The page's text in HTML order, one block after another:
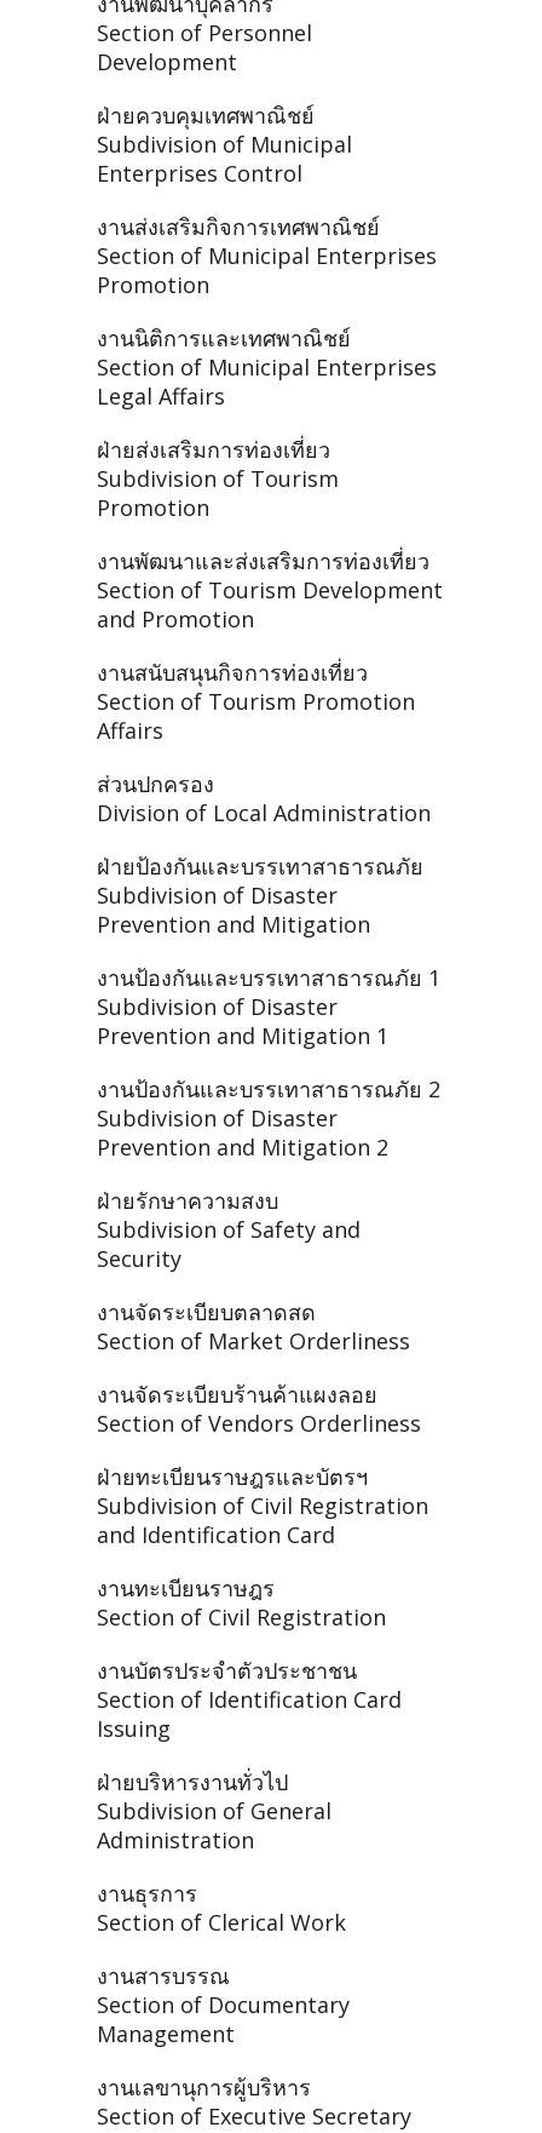
Section of Personnel
Development
ฝ่ายควบคุมเทศพาณิชย์
Subdivision of Municipal
Enterprises Control
งานส่งเสริมกิจการเทศพาณิชย์
Section of Municipal Enterprises
Promotion
งานนิติการและเทศพาณิชย์
Section of Municipal Enterprises
Legal Affairs
ฝ่ายส่งเสริมการท่องเที่ยว
Subdivision of Tourism
Promotion
งานพัฒนาและส่งเสริมการท่องเที่ยว
Section of Tourism Development
and Promotion
งานสนับสนุนกิจการท่องเที่ยว
Section of Tourism Promotion
Affairs
ส่วนปกครอง
Division of Local Administration
ฝ่ายป้องกันและบรรเทาสาธารณภัย
Subdivision of Disaster
Prevention and Mitigation
งานป้องกันและบรรเทาสาธารณภัย 1
Subdivision of Disaster
Prevention and Mitigation 1
งานป้องกันและบรรเทาสาธารณภัย 2
Subdivision of Disaster
Prevention and Mitigation 2
ฝ่ายรักษาความสงบ
Subdivision of Safety and
Security
งานจัดระเบียบตลาดสด
Section of Market Orderliness
งานจัดระเบียบร้านค้าแผงลอย
Section of Vendors Orderliness
ฝ่ายทะเบียนราษฎรและบัตรฯ
Subdivision of Civil Registration
and Identification Card
งานทะเบียนราษฎร
Section of Civil Registration
งานบัตรประจำตัวประชาชน
Section of Identification Card
Issuing
ฝ่ายบริหารงานทั่วไป
Subdivision of General
Administration
งานธุรการ
Section of Clerical Work
งานสารบรรณ
Section of Documentary
Management
งานเลขานุการผู้บริหาร
Section of Executive Secretary